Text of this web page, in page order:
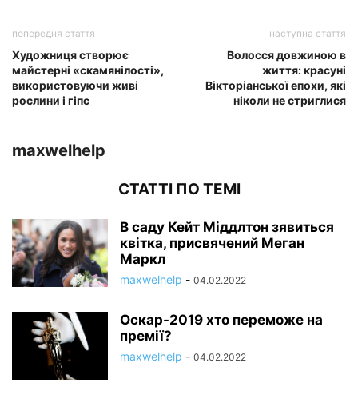
попередня стаття
Художниця створює
майстерні «скамянілості»,
використовуючи живі
рослини і гіпс
наступна стаття
Волосся довжиною в
життя: красуні
Вікторіанської епохи, які
ніколи не стриглися
maxwelhelp
СТАТТІ ПО ТЕМІ
В саду Кейт Міддлтон зявиться
квітка, присвячений Меган
Маркл
maxwelhelp - 04.02.2022
Оскар-2019 хто переможе на
премії?
maxwelhelp - 04.02.2022